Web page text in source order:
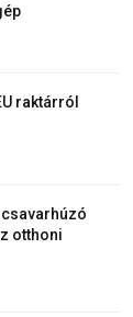
raktárról
otthoni